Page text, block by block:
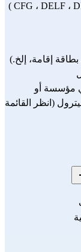
، DELF ، CFG
إقامة، إلخ.)